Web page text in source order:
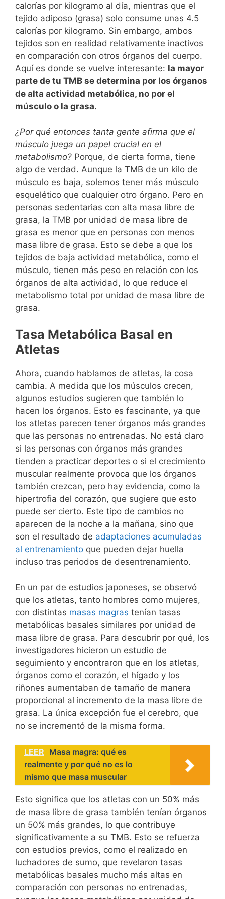
calorías por kilogramo al día, mientras que el
tejido adiposo (grasa) solo consume unas 4.5
calorías por kilogramo. Sin embargo, ambos
tejidos son en realidad relativamente inactivos
en comparación con otros órganos del cuerpo.
Aquí es donde se vuelve interesante: la mayor
parte de tu TMB se determina por los órganos
de alta actividad metabólica, no por el
músculo o la grasa.
¿Por qué entonces tanta gente afirma que el
músculo juega un papel crucial en el
metabolismo? Porque, de cierta forma, tiene
algo de verdad. Aunque la TMB de un kilo de
músculo es baja, solemos tener más músculo
esquelético que cualquier otro órgano. Pero en
personas sedentarias con alta masa libre de
grasa, la TMB por unidad de masa libre de
grasa es menor que en personas con menos
masa libre de grasa. Esto se debe a que los
tejidos de baja actividad metabólica, como el
músculo, tienen más peso en relación con los
órganos de alta actividad, lo que reduce el
metabolismo total por unidad de masa libre de
grasa.
Tasa Metabólica Basal en
Atletas
Ahora, cuando hablamos de atletas, la cosa
cambia. A medida que los músculos crecen,
algunos estudios sugieren que también lo
hacen los órganos. Esto es fascinante, ya que
los atletas parecen tener órganos más grandes
que las personas no entrenadas. No está claro
si las personas con órganos más grandes
tienden a practicar deportes o si el crecimiento
muscular realmente provoca que los órganos
también crezcan, pero hay evidencia, como la
hipertrofia del corazón, que sugiere que esto
puede ser cierto. Este tipo de cambios no
aparecen de la noche a la mañana, sino que
son el resultado de adaptaciones acumuladas
al entrenamiento que pueden dejar huella
incluso tras periodos de desentrenamiento.
En un par de estudios japoneses, se observó
que los atletas, tanto hombres como mujeres,
con distintas masas magras tenían tasas
metabólicas basales similares por unidad de
masa libre de grasa. Para descubrir por qué, los
investigadores hicieron un estudio de
seguimiento y encontraron que en los atletas,
órganos como el corazón, el hígado y los
riñones aumentaban de tamaño de manera
proporcional al incremento de la masa libre de
grasa. La única excepción fue el cerebro, que
no se incrementó de la misma forma.
LEER Masa magra: qué es
realmente y por qué no es lo
mismo que masa muscular
Esto significa que los atletas con un 50% más
de masa libre de grasa también tenían órganos
un 50% más grandes, lo que contribuye
significativamente a su TMB. Esto se refuerza
con estudios previos, como el realizado en
luchadores de sumo, que revelaron tasas
metabólicas basales mucho más altas en
comparación con personas no entrenadas,